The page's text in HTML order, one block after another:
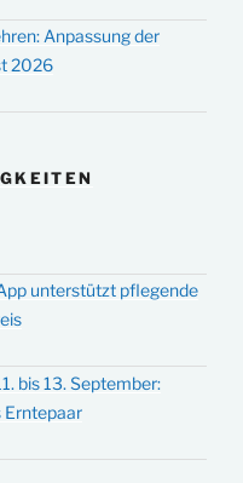
Anpassung der
2026
unterstützt pflegende
bis 13. September:
Erntepaar